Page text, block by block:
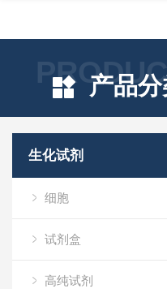
产品
生化试剂
细胞
试剂盒
高纯试剂